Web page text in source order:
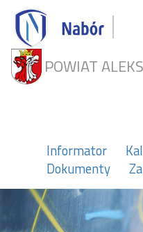
POWIAT
Informator
Dokumenty